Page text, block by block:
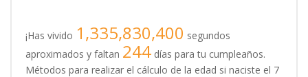
¡Has vivido 1,335,830,400 segundos
aproximados y faltan 244 días para tu cumpleaños.
Métodos para realizar el cálculo de la edad si naciste el 7